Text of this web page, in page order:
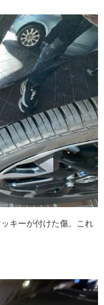
キーが付けた傷。これ